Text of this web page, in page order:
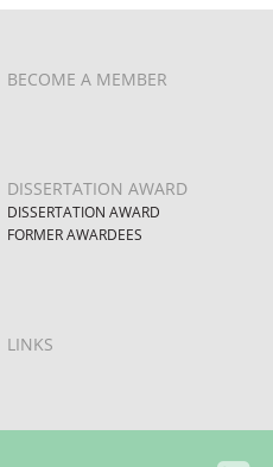
BECOME A MEMBER
DISSERTATION AWARD
DISSERTATION AWARD
FORMER AWARDEES
LINKS